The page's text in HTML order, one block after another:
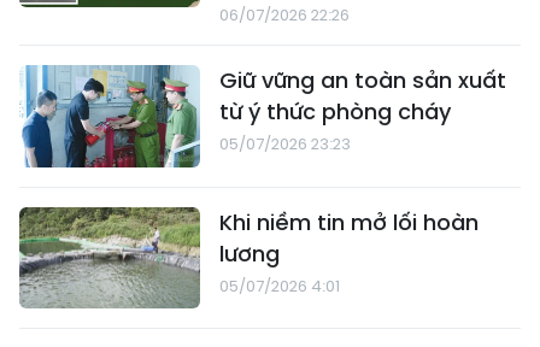
06/07/2026 22:26
Giữ vững an toàn sản xuất
từ ý thức phòng cháy
05/07/2026 23:23
Khi niềm tin mở lối hoàn
lương
05/07/2026 4:01